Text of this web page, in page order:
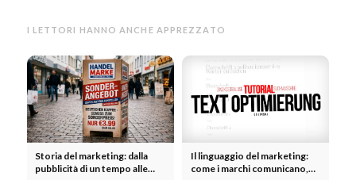
I LETTORI HANNO ANCHE APPREZZATO
Storia del marketing: dalla
pubblicità di un tempo alle
Il linguaggio del marketing:
come i marchi comunicano,